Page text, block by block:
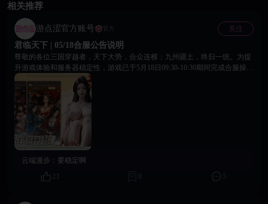
相关推荐
游点涩官方账号 官方 关注
君临天下 | 05/18合服公告说明
尊敬的各位三国穿越者，天下大势，合众连横；九州疆土，终归一统。为提
升游戏体验和服务器稳定性，游戏已于5月18日09:30-10:30期间完成合服操
作。 【合并服务器】 92/93/94服 【合并细则】 1. 合服后各国所在的归属国
将会重新分配 2. 各位主公角色均将完整保留，所有资源、武将、进度均会合
并至新服 3. 各国的版图将会重置为初始状态 4. 充值=0且等级小于12级且7天
未登录的账号将会被清理 【合服福利】 为酬谢各位主公，合服完成后登录
游戏可在邮件中领取份合服福利。 【重要提醒】 合服后如有问题请联系
18Game平台客服，愿诸位主公在新服之中，再遇良将，重结盟友，共图万里
江山！合则力强，战则志昂；九州烽火，共主沉浮。 18Game官方团队 2026
云端漫步： 要稳定啊
23
0 5